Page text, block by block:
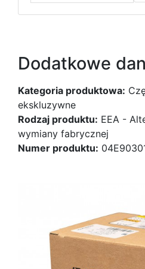
Dodatkowe
Kategoria produktowa:
ekskluzywne
Rodzaj produktu: EEA -
wymiany fabrycznej
Numer produktu: